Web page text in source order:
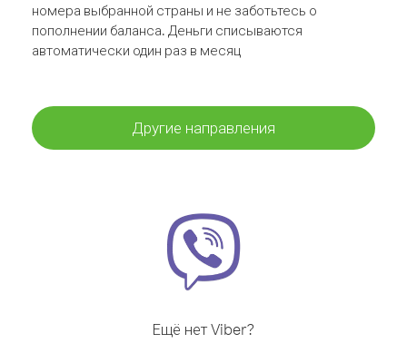
номера выбранной страны и не заботьтесь о
пополнении баланса. Деньги списываются
автоматически один раз в месяц
Другие направления
Ещё нет Viber?